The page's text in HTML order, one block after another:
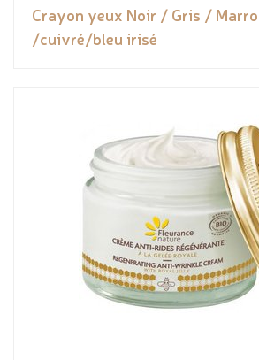
Crayon yeux Noir / Gris /
/cuivré/bleu irisé